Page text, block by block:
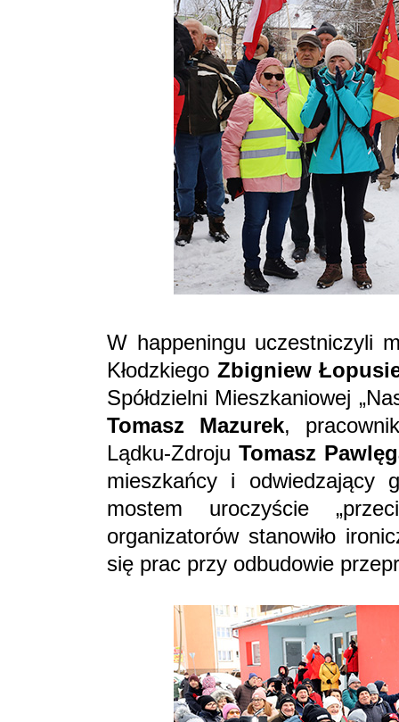
W happeningu uczestniczyli
Kłodzkiego Zbigniew
Spółdzielni Mieszkaniowej
Tomasz Mazurek,
Lądku-Zdroju Tomasz
mieszkańcy i odwiedzający
mostem uroczyście
organizatorów stanowiło
się prac przy odbudowie